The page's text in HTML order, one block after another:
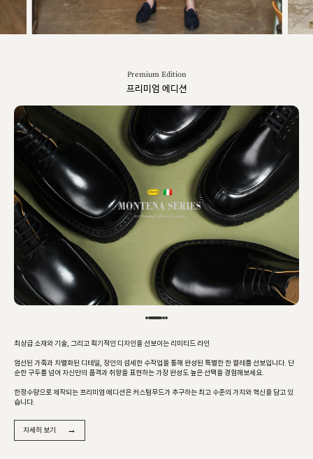
Premium Edition
프리미엄 에디션
최상급 소재와 기술, 그리고 획기적인 디자인을 선보이는 리미티드 라인
엄선된 가죽과 차별화된 디테일, 장인의 섬세한 수작업을 통해 완성된 특별한 한 켤레를 선보입니다. 단
순한 구두를 넘어 자신만의 품격과 취향을 표현하는 가장 완성도 높은 선택을 경험해보세요.
한정수량으로 제작되는 프리미엄 에디션은 커스텀무드가 추구하는 최고 수준의 가치와 혁신을 담고 있
습니다.
자세히 보기 →